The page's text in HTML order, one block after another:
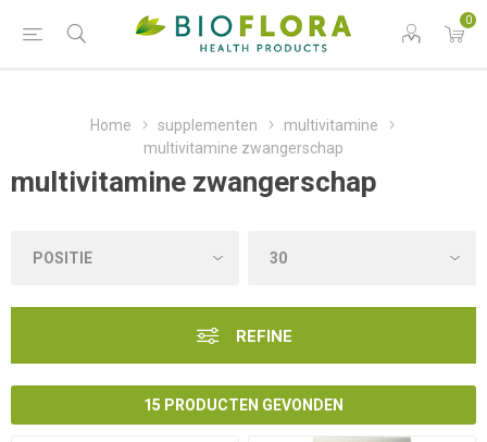
0
Home supplementen
multivitamine
multivitamine zwangerschap
multivitamine zwangerschap
REFINE
15 PRODUCTEN GEVONDEN